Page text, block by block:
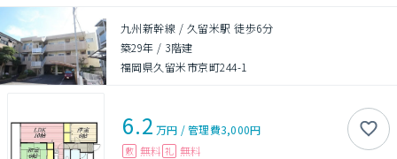
九州新幹線 / 久留米駅 徒歩6分
築29年 / 3階建
福岡県久留米市京町244-1
6.2 万円 /管理費3,000円
敷 無料 礼 無料